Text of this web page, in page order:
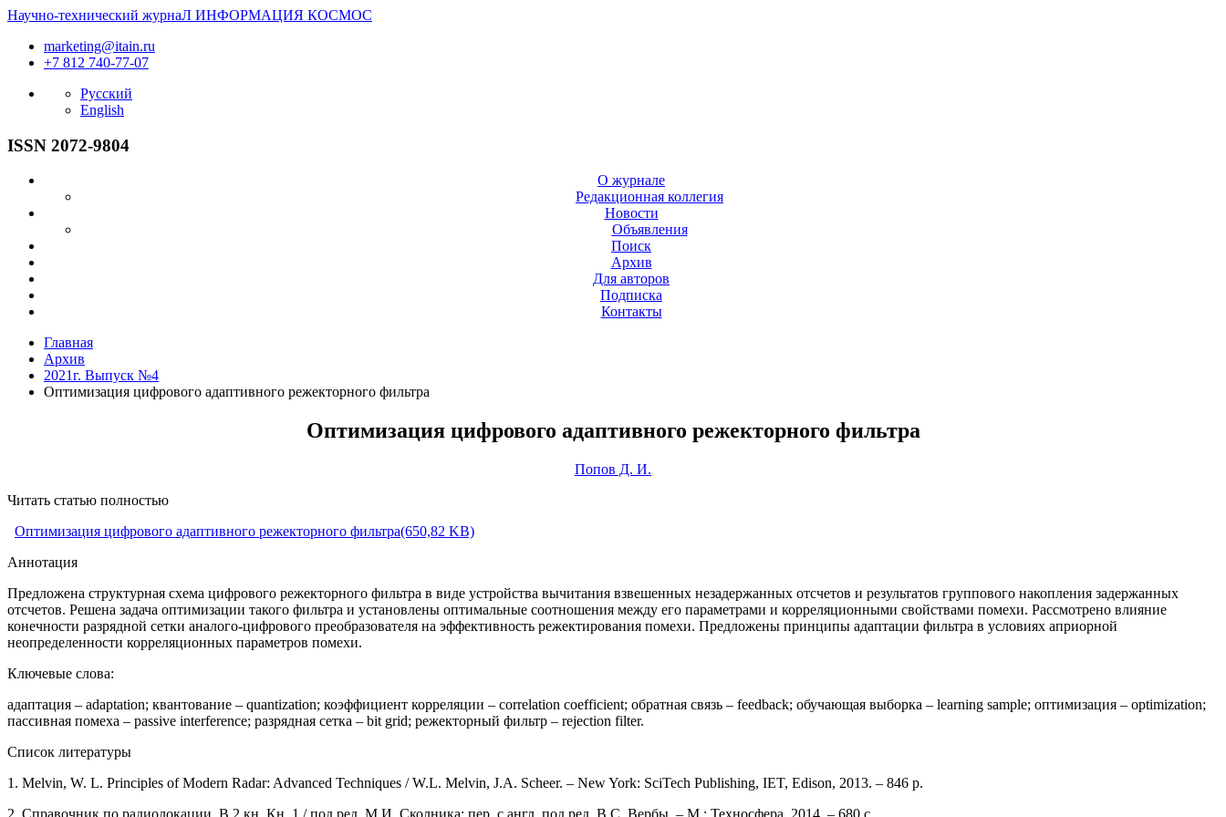
Научно-технический журнаЛ ИНФОРМАЦИЯ КОСМОС
marketing@itain.ru
+7 812 740-77-07
Русский
English
ISSN 2072-9804
О журнале
Редакционная коллегия
Новости
Объявления
Поиск
Архив
Для авторов
Подписка
Контакты
Главная
Архив
2021г. Выпуск №4
Оптимизация цифрового адаптивного режекторного фильтра
Оптимизация цифрового адаптивного режекторного фильтра
Попов Д. И.
Читать статью полностью
Оптимизация цифрового адаптивного режекторного фильтра(650,82 KB)
Аннотация
Предложена структурная схема цифрового режекторного фильтра в виде устройства вычитания взвешенных незадержанных отсчетов и результатов группового накопления задержанных
отсчетов. Решена задача оптимизации такого фильтра и установлены оптимальные соотношения между его параметрами и корреляционными свойствами помехи. Рассмотрено влияние
конечности разрядной сетки аналого-цифрового преобразователя на эффективность режектирования помехи. Предложены принципы адаптации фильтра в условиях априорной
неопределенности корреляционных параметров помехи.
Ключевые слова:
адаптация – adaptation; квантование – quantization; коэффициент корреляции – correlation coefficient; обратная связь – feedback; обучающая выборка – learning sample; оптимизация – optimization;
пассивная помеха – passive interference; разрядная сетка – bit grid; режекторный фильтр – rejection filter.
Список литературы
1. Melvin, W. L. Principles of Modern Radar: Advanced Techniques / W.L. Melvin, J.A. Scheer. – New York: SciTech Publishing, IET, Edison, 2013. – 846 p.